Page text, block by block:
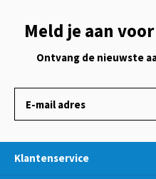
Meld je aan
Ontvang de nieuwste
Klantenservice